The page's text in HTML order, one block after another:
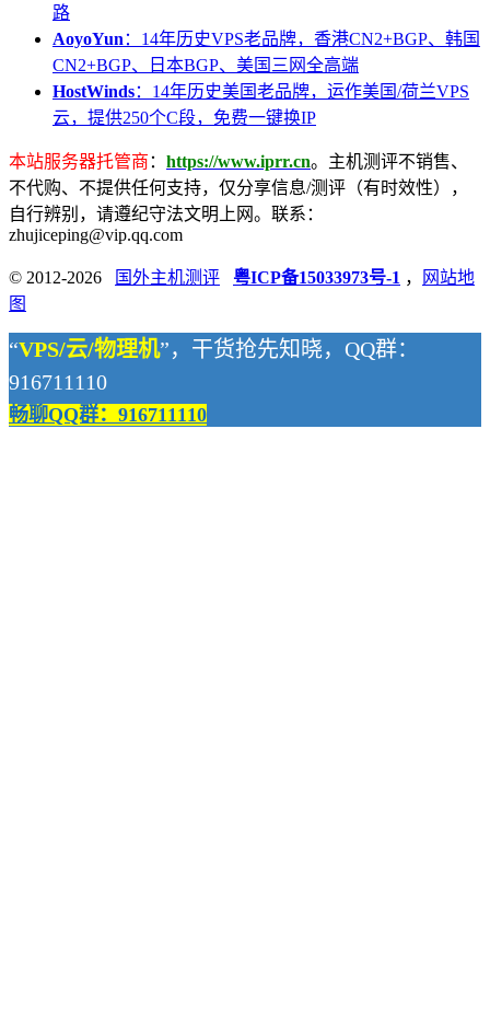
路
AoyoYun ：14年历史VPS老品牌，香港CN2+BGP、韩国
CN2+BGP、日本BGP、美国三网全高端
HostWinds：14年历史美国老品牌，运作美国/荷兰VPS
云，提供250个C段，免费一键换IP
本站服务器托管商 ： https://www.iprr.cn。主机测评不销售、
不代购、不提供任何支持，仅分享信息/测评（有时效性），
自行辨别，请遵纪守法文明上网。联系：
zhujiceping@vip.qq.com
© 2012-2026 国外主机测评 粤ICP备15033973号-1 ，
网站地
图
“VPS/云/物理机”，干货抢先知晓，QQ群：
916711110
畅聊QQ群：916711110